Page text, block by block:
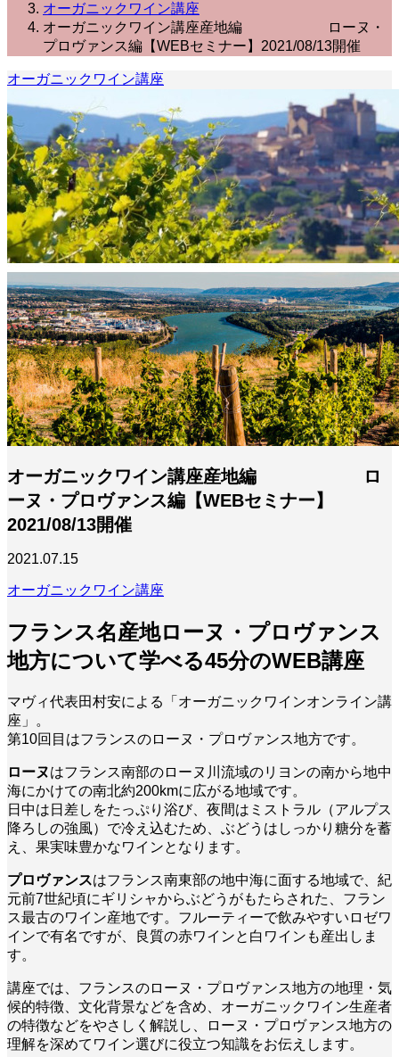
オーガニックワイン講座
オーガニックワイン講座産地編 ローヌ・
プロヴァンス編【WEBセミナー】2021/08/13開催
オーガニックワイン講座
オーガニックワイン講座産地編 ロ
ーヌ・プロヴァンス編【WEBセミナー】
2021/08/13開催
2021.07.15
オーガニックワイン講座
フランス名産地ローヌ・プロヴァンス
地方について学べる45分のWEB講座
マヴィ代表田村安による「オーガニックワインオンライン講
座」。
第10回目はフランスのローヌ・プロヴァンス地方です。
ローヌはフランス南部のローヌ川流域のリヨンの南から地中
海にかけての南北約200kmに広がる地域です。
日中は日差しをたっぷり浴び、夜間はミストラル（アルプス
降ろしの強風）で冷え込むため、ぶどうはしっかり糖分を蓄
え、果実味豊かなワインとなります。
プロヴァンスはフランス南東部の地中海に面する地域で、紀
元前7世紀頃にギリシャからぶどうがもたらされた、フラン
ス最古のワイン産地です。フルーティーで飲みやすいロゼワ
インで有名ですが、良質の赤ワインと白ワインも産出しま
す。
講座では、フランスのローヌ・プロヴァンス地方の地理・気
候的特徴、文化背景などを含め、オーガニックワイン生産者
の特徴などをやさしく解説し、ローヌ・プロヴァンス地方の
理解を深めてワイン選びに役立つ知識をお伝えします。